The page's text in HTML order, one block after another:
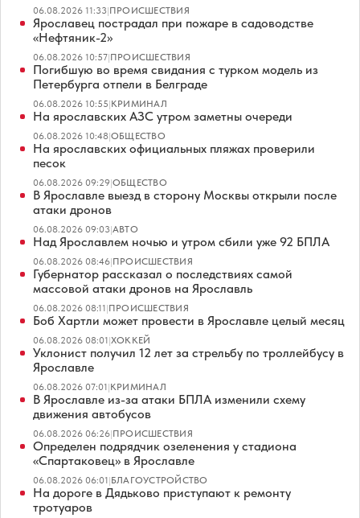
06.08.2026 11:33|ПРОИСШЕСТВИЯ
Ярославец пострадал при пожаре в садоводстве
«Нефтяник-2»
06.08.2026 10:57|ПРОИСШЕСТВИЯ
Погибшую во время свидания с турком модель из
Петербурга отпели в Белграде
06.08.2026 10:55|КРИМИНАЛ
На ярославских АЗС утром заметны очереди
06.08.2026 10:48|ОБЩЕСТВО
На ярославских официальных пляжах проверили
песок
06.08.2026 09:29|ОБЩЕСТВО
В Ярославле выезд в сторону Москвы открыли после
атаки дронов
06.08.2026 09:03|АВТО
Над Ярославлем ночью и утром сбили уже 92 БПЛА
06.08.2026 08:46|ПРОИСШЕСТВИЯ
Губернатор рассказал о последствиях самой
массовой атаки дронов на Ярославль
06.08.2026 08:11|ПРОИСШЕСТВИЯ
Боб Хартли может провести в Ярославле целый месяц
06.08.2026 08:01|ХОККЕЙ
Уклонист получил 12 лет за стрельбу по троллейбусу в
Ярославле
06.08.2026 07:01|КРИМИНАЛ
В Ярославле из-за атаки БПЛА изменили схему
движения автобусов
06.08.2026 06:26|ПРОИСШЕСТВИЯ
Определен подрядчик озеленения у стадиона
«Спартаковец» в Ярославле
06.08.2026 06:01|БЛАГОУСТРОЙСТВО
На дороге в Дядьково приступают к ремонту
тротуаров